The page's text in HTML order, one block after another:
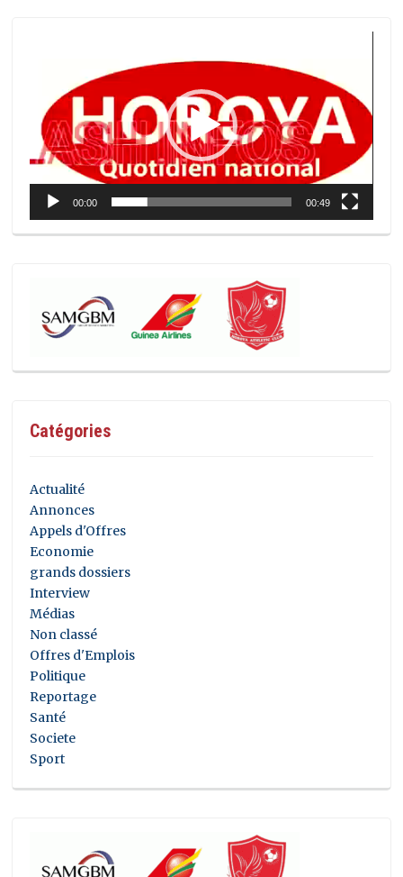
00:00 00:49
Catégories
Actualité
Annonces
Appels d'Offres
Economie
grands dossiers
Interview
Médias
Non classé
Offres d'Emplois
Politique
Reportage
Santé
Societe
Sport